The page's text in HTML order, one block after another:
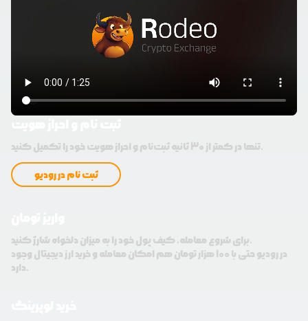
تنها در کمتر از 30 ثانیه ثبت‌نام و احراز هویت خود را تکمیل کنید.
ثبت نام در رودیو
برای شروع معامله، کیف پول خود را به میزان دلخواه شارژ کنید.
در رودیو حتی با 100 هزار تومان هم امکان معامله و خرید ارز دیجیتال وجود
دارد.